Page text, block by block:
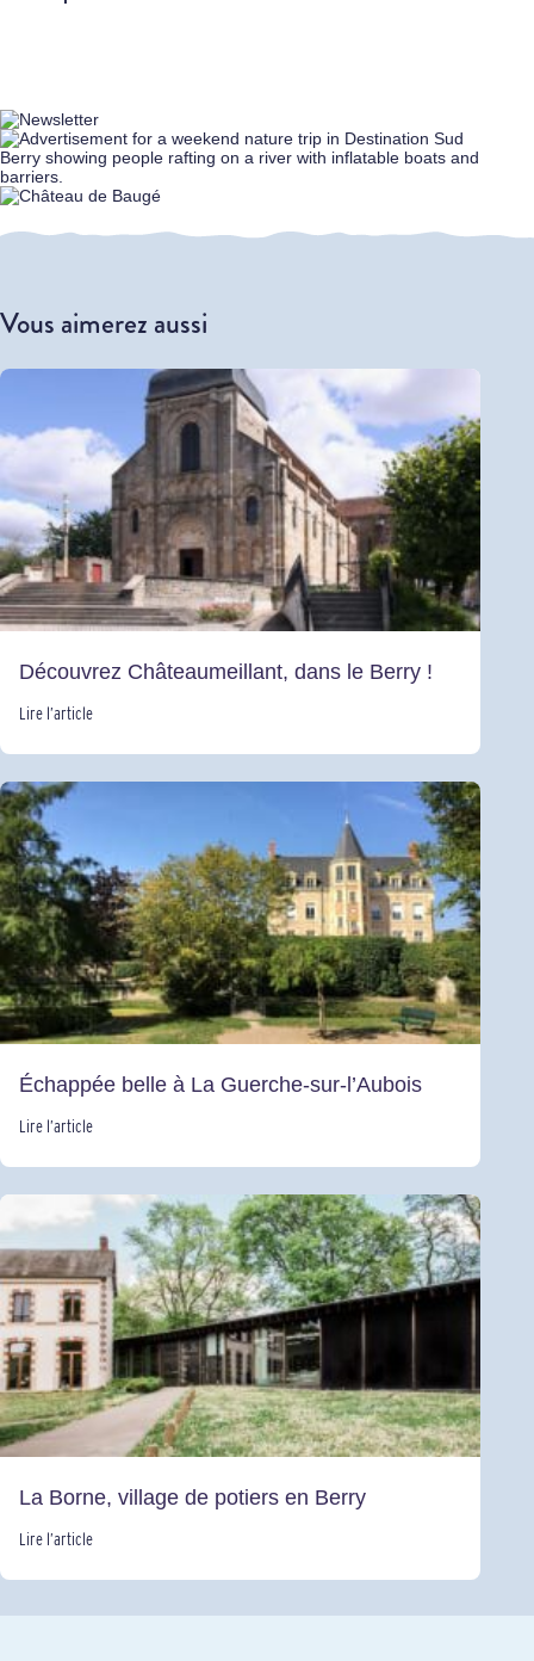
Vous aimerez aussi
Découvrez Châteaumeillant, dans le Berry !
Lire l’article
Échappée belle à La Guerche-sur-l’Aubois
Lire l’article
La Borne, village de potiers en Berry
Lire l’article